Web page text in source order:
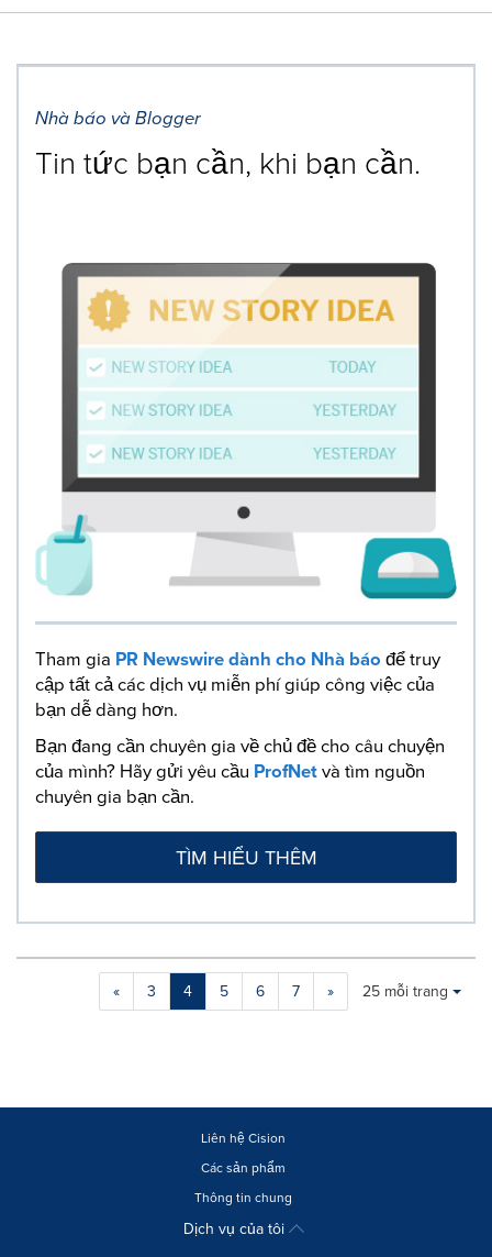
Nhà báo và Blogger
Tin tức bạn cần, khi bạn cần.
Tham gia PR Newswire dành cho Nhà báo để truy
cập tất cả các dịch vụ miễn phí giúp công việc của
bạn dễ dàng hơn.
Bạn đang cần chuyên gia về chủ đề cho câu chuyện
của mình? Hãy gửi yêu cầu ProfNetvà tìm nguồn
chuyên gia bạn cần.
TÌM HIỂU THÊM
« 3 4 5 6 7 »
Making
will
Items per page:
25 mỗi trang
Liên hệ Cision
Các sản phẩm
Thông tin chung
Dịch vụ của tôi